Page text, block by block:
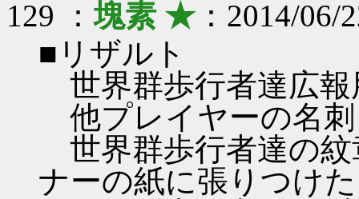
129 ：塊素 ★：2014/06/
■リザルト
世界群歩行者達広
他プレイヤーの名
世界群歩行者達の紋
ナーの紙に張りつけた